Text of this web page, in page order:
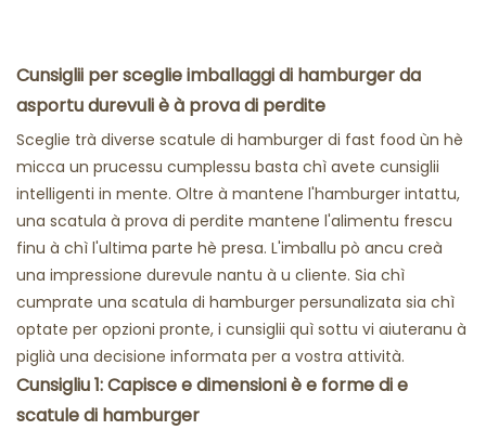
Cunsiglii per sceglie imballaggi di hamburger da
asportu durevuli è à prova di perdite
Sceglie trà diverse scatule di hamburger di fast food ùn hè
micca un prucessu cumplessu basta chì avete cunsiglii
intelligenti in mente. Oltre à mantene l'hamburger intattu,
una scatula à prova di perdite mantene l'alimentu frescu
finu à chì l'ultima parte hè presa. L'imballu pò ancu creà
una impressione durevule nantu à u cliente. Sia chì
cumprate una scatula di hamburger persunalizata sia chì
optate per opzioni pronte, i cunsiglii quì sottu vi aiuteranu à
piglià una decisione informata per a vostra attività.
Cunsigliu 1: Capisce e dimensioni è e forme di e
scatule di hamburger